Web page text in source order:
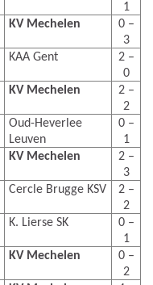
1
KV Mechelen
0 –
3
KAA Gent
2 –
0
KV Mechelen
2 –
2
Oud-Heverlee
Leuven
0 –
1
KV Mechelen
2 –
3
Cercle Brugge KSV
2 –
2
K. Lierse SK
0 –
1
KV Mechelen
0 –
2